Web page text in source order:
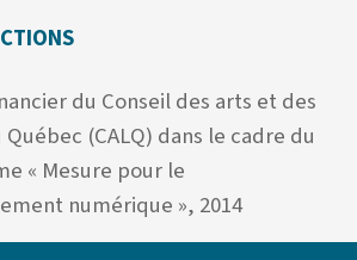
du Conseil des arts et des
(CALQ) dans le cadre du
« Mesure pour le
numérique », 2014